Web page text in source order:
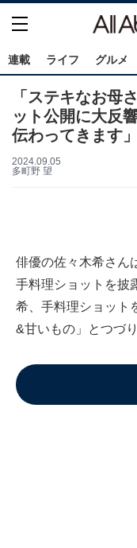
連載 ライフ グルメ
「ステキなお母
ット公開に大反
伝わってきます」
2024.09.05
多町野 望
俳優の佐々木希さん
手料理ショットを披
希、手料理ショット
&甘いもの」とつづ